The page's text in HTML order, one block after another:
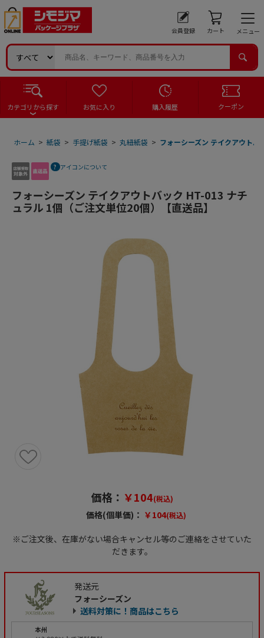
会員登録 カート メニュー
カテゴリから探す お気に入り 購入履歴 クーポン
ホーム > 紙袋 > 手提げ紙袋 > 丸紐紙袋 > フォーシーズン テイクアウト
アイコンについて
フォーシーズン テイクアウトバック HT-013 ナチ
ュラル 1個（ご注文単位20個）【直送品】
価格： ￥104(税込)
価格(個単価)： ￥104(税込)
※ご注文後、在庫がない場合キャンセル等のご連絡をさせていた
だきます。
発送元
フォーシーズン
送料対策に！商品はこちら
本州